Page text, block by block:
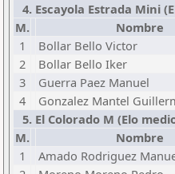
4. Escayola Estrada Mini
M.
Nombre
1
Bollar Bello Victor
2
Bollar Bello Iker
3
Guerra Paez Manuel
4
Gonzalez Mantel
5. El Colorado M (Elo
M.
Nombre
1
Amado Rodriguez